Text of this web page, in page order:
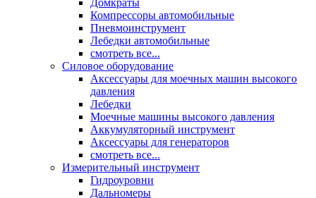
Домкраты
Компрессоры автомобильные
Пневмоинструмент
Лебедки автомобильные
смотреть все...
Силовое оборудование
Аксессуары для моечных машин высокого
давления
Лебедки
Моечные машины высокого давления
Аккумуляторный инструмент
Аксессуары для генераторов
смотреть все...
Измерительный инструмент
Гидроуровни
Дальномеры